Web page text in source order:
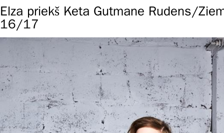
Elza priekš Keta Gutmane Rudens/
16/17